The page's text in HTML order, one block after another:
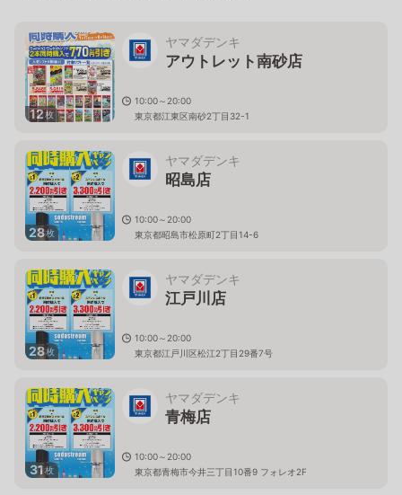
12枚
ヤマダデンキ
アウトレット南砂店
10:00～20:00
東京都江東区南砂2丁目32-1
28枚
ヤマダデンキ
昭島店
10:00～20:00
東京都昭島市松原町2丁目14-6
28枚
ヤマダデンキ
江戸川店
10:00～20:00
東京都江戸川区松江2丁目29番7号
31枚
ヤマダデンキ
青梅店
10:00～20:00
東京都青梅市今井三丁目10番9 フォレオ2F